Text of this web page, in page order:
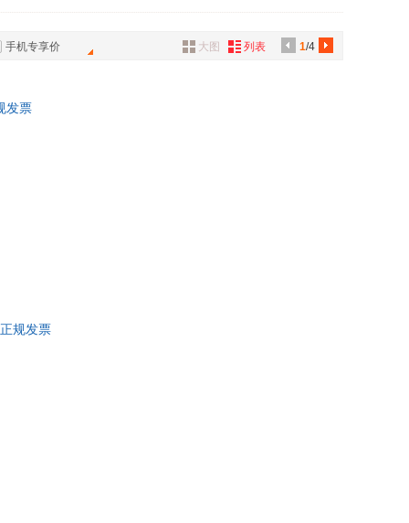
手机专享价 1/4
大图 列表
发票
规发票